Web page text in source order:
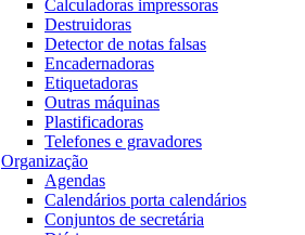
Calculadoras impressoras
Destruidoras
Detector de notas falsas
Encadernadoras
Etiquetadoras
Outras máquinas
Plastificadoras
Telefones e gravadores
Organização
Agendas
Calendários porta calendários
Conjuntos de secretária